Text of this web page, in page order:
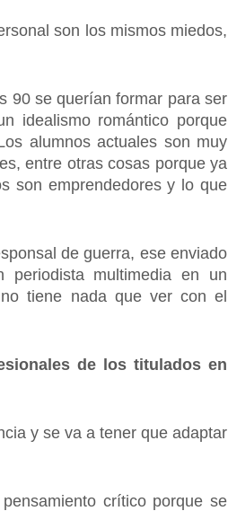
son los mismos miedos,
90 se querían formar para ser
idealismo romántico porque
alumnos actuales son muy
entre otras cosas porque ya
son emprendedores y lo que
de guerra, ese enviado
periodista multimedia en un
tiene nada que ver con el
de los titulados en
y se va a tener que adaptar
crítico porque se